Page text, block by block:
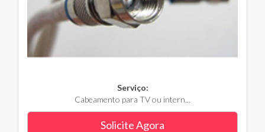
Serviço:
Cabeamento para TV ou intern...
Solicite Agora